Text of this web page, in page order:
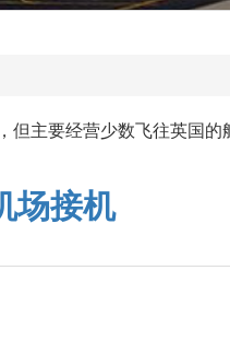
主要经营少数飞往英国的
场接机